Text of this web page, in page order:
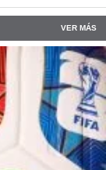
VER MÁS